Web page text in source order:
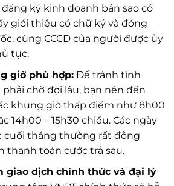
ký kinh doanh bản sao có
giới thiệu có chữ ký và đóng
cùng CCCD của người được ủy
tục.
giờ phù hợp:Để tránh tình
chờ đợi lâu, bạn nên đến
khung giờ thấp điểm như 8h00
14h00 – 15h30 chiều. Các ngày
cuối tháng thường rất đông
thanh toán cước trả sau.
giao dịch chính thức và đại lý